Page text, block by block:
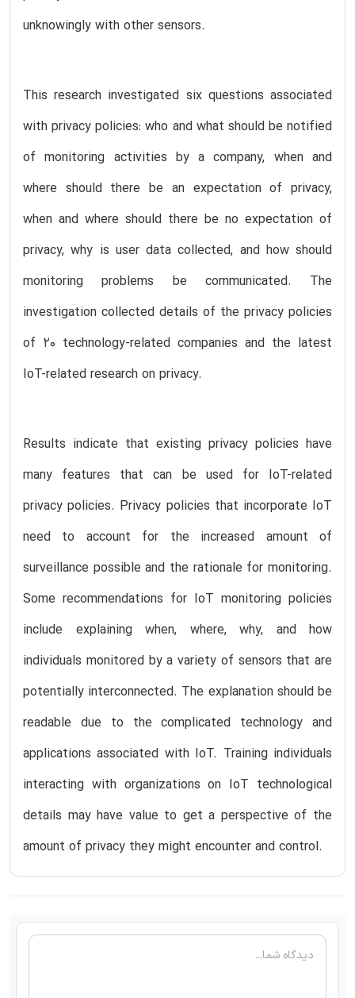
unknowingly with other sensors.
This research investigated six questions associated
with privacy policies: who and what should be notified
of monitoring activities by a company, when and
where should there be an expectation of privacy,
when and where should there be no expectation of
privacy, why is user data collected, and how should
monitoring problems be communicated. The
investigation collected details of the privacy policies
of 20 technology-related companies and the latest
IoT-related research on privacy.
Results indicate that existing privacy policies have
many features that can be used for IoT-related
privacy policies. Privacy policies that incorporate IoT
need to account for the increased amount of
surveillance possible and the rationale for monitoring.
Some recommendations for IoT monitoring policies
include explaining when, where, why, and how
individuals monitored by a variety of sensors that are
potentially interconnected. The explanation should be
readable due to the complicated technology and
applications associated with IoT. Training individuals
interacting with organizations on IoT technological
details may have value to get a perspective of the
amount of privacy they might encounter and control.